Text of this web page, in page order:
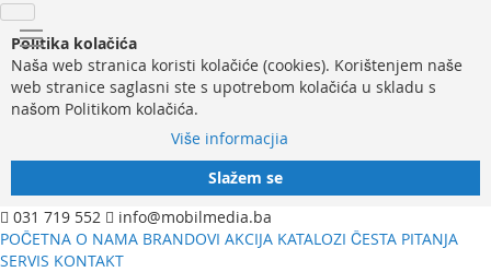
Politika kolačića
Naša web stranica koristi kolačiće (cookies). Korištenjem naše
web stranice saglasni ste s upotrebom kolačića u skladu s
našom Politikom kolačića.
Više informacjia
Slažem se
031 719 552
info@mobilmedia.ba
POČETNA O NAMA BRANDOVI AKCIJA KATALOZI ČESTA PITANJA
SERVIS KONTAKT